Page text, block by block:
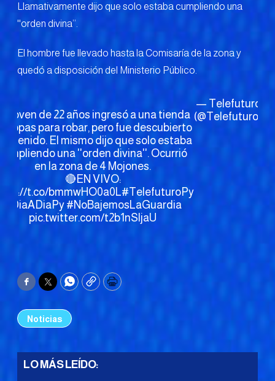
Llamativamente dijo que solo estaba cumpliendo una
''orden divina’’.
El hombre fue llevado hasta la Comisaría de la zona y
quedó a disposición del Ministerio Público.
joven de 22 años ingresó a una tienda
ropas para robar, pero fue descubierto
El mismo dijo que solo estaba
una ''orden divina''. Ocurrió
en la zona de 4 Mojones.
🔴EN VIVO:
t.co/bmmwHO0a0L#TelefuturoPy
#DiaADiaPy #NoBajemosLaGuardia
pic.twitter.com/t2b1nSljaU
— Telefuturo
(@Telefuturo)
Facebook
TwitterWhatsApp
CopyPrint
Noticias
LO MÁS LEÍDO: